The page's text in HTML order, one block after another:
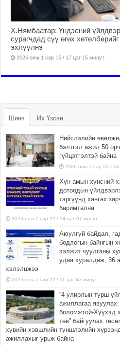
Х.Нямбаатар: Үндэсний
сурагчдад сүү өгөх
эхлүүлнэ
2026 оны 1 сар 15 / 17 цаг 15 минут
Шинэ Их Үзсэн
Нийслэлийн
бэлтгэл ажил 50
гүйцэтгэлтэй байна
2026 оны 7 сар 22 / 14
Хүн амын хүнсний
дотоодын
тэргүүнд хангах
баримтална
2026 оны 7 сар 22 / 14 цаг 07 минут
Аюулгүй байдал,
бодлогын байнгын
ээлжит чуулганы
удаа хуралдаж, 36
хэлэлцжээ
2026 оны 7 сар 22 / 11 цаг 43 минут
“4 улирлын турш
ажиллагаа явуулах
боломжтой-Хүүхэд
төв” байгуулах
хувийн хэвшлийн түншлэлийн
ажиллахыг урьж байна